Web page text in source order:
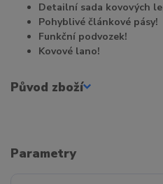
Detailní sada kovových
Pohyblivé článkové pásy!
Funkční podvozek!
Kovové lano!
Původ zboží
Parametry